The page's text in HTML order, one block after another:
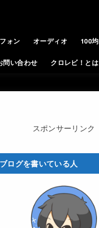
ォン オーディオ 100均
問い合わせ クロレビ！とは
スポンサーリンク
ログを書いている人